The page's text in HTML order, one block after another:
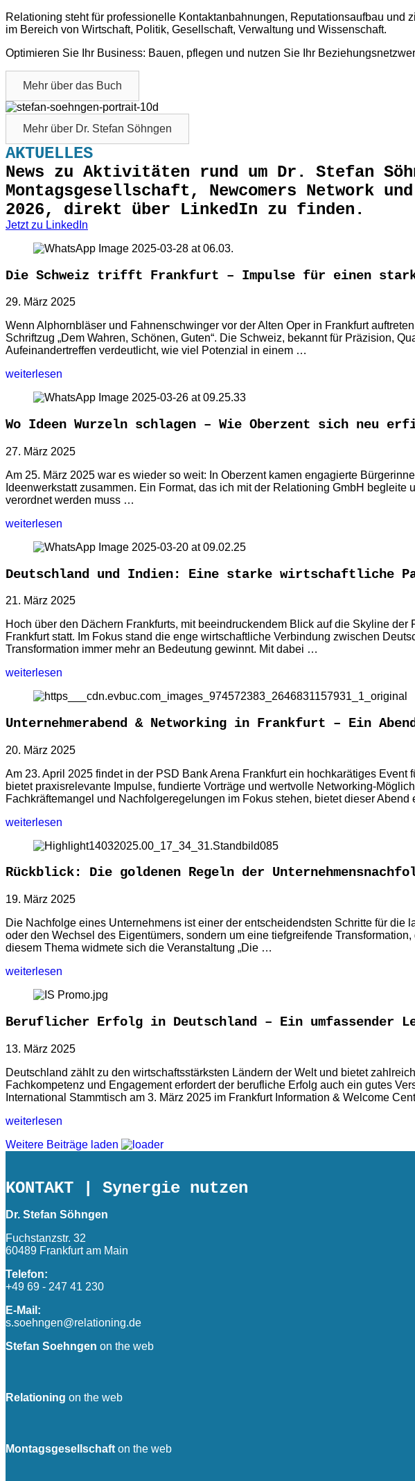
Relationing steht für professionelle Kontaktanbahnungen, Reputationsaufbau
im Bereich von Wirtschaft, Politik, Gesellschaft, Verwaltung und Wissenschaft.
Optimieren Sie Ihr Business: Bauen, pflegen und nutzen Sie Ihr
Mehr über das Buch
Mehr über Dr. Stefan Söhngen
AKTUELLES
News zu Aktivitäten rund um Dr. Stefan
Montagsgesellschaft, Newcomers Network
2026, direkt über LinkedIn zu finden.
Jetzt zu LinkedIn
Die Schweiz trifft Frankfurt – Impulse für einen
29. März 2025
Wenn Alphornbläser und Fahnenschwinger vor der Alten Oper in Frankfurt
Schriftzug „Dem Wahren, Schönen, Guten“. Die Schweiz, bekannt für Präzision,
Aufeinandertreffen verdeutlicht, wie viel Potenzial in einem …
weiterlesen
Wo Ideen Wurzeln schlagen – Wie Oberzent sich neu
27. März 2025
Am 25. März 2025 war es wieder so weit: In Oberzent kamen engagierte
Ideenwerkstatt zusammen. Ein Format, das ich mit der Relationing GmbH
verordnet werden muss …
weiterlesen
Deutschland und Indien: Eine starke wirtschaftliche
21. März 2025
Hoch über den Dächern Frankfurts, mit beeindruckendem Blick auf die Skyline
Frankfurt statt. Im Fokus stand die enge wirtschaftliche Verbindung zwischen
Transformation immer mehr an Bedeutung gewinnt. Mit dabei …
weiterlesen
Unternehmerabend & Networking in Frankfurt – Ein
20. März 2025
Am 23. April 2025 findet in der PSD Bank Arena Frankfurt ein hochkarätiges
bietet praxisrelevante Impulse, fundierte Vorträge und wertvolle Networking-
Fachkräftemangel und Nachfolgeregelungen im Fokus stehen, bietet dieser
weiterlesen
Rückblick: Die goldenen Regeln der
19. März 2025
Die Nachfolge eines Unternehmens ist einer der entscheidendsten Schritte für
oder den Wechsel des Eigentümers, sondern um eine tiefgreifende
diesem Thema widmete sich die Veranstaltung „Die …
weiterlesen
Beruflicher Erfolg in Deutschland – Ein umfassender
13. März 2025
Deutschland zählt zu den wirtschaftsstärksten Ländern der Welt und bietet
Fachkompetenz und Engagement erfordert der berufliche Erfolg auch ein gutes
International Stammtisch am 3. März 2025 im Frankfurt Information & Welcome
weiterlesen
Weitere Beiträge laden
KONTAKT | Synergie nutzen
Dr. Stefan Söhngen
Fuchstanzstr. 32
60489 Frankfurt am Main
Telefon:
+49 69 - 247 41 230
E-Mail:
s.soehngen@relationing.de
Stefan Soehngen on the web
Relationing on the web
Montagsgesellschaft on the web